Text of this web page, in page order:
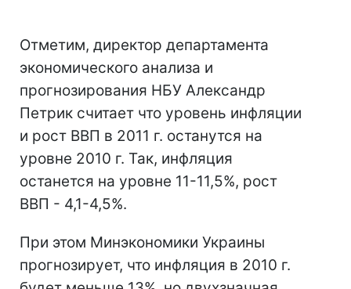
Отметим, директор департамента
экономического анализа и
прогнозирования НБУ Александр
Петрик считает что уровень инфляции
и рост ВВП в 2011 г. останутся на
уровне 2010 г. Так, инфляция
останется на уровне 11-11,5%, рост
ВВП - 4,1-4,5%.
При этом Минэкономики Украины
прогнозирует, что инфляция в 2010 г.